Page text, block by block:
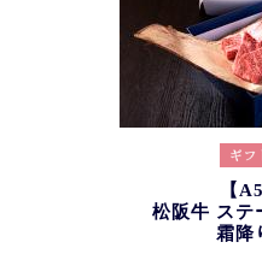
【
松阪牛 ステ
霜降